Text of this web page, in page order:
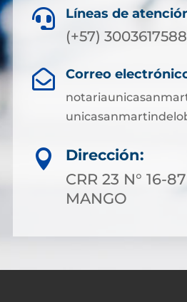
 Líneas de
(+57) 3003617588
 Correo

Dirección:
CRR 23 N° 16-
MANGO